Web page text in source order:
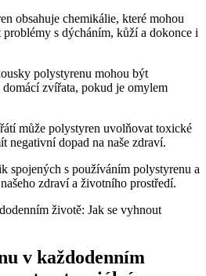
obsahuje chemikálie, které mohou
s dýcháním, kůží a dokonce i
polystyrenu mohou být
domácí zvířata, pokud je omylem
může polystyren uvolňovat toxické
negativní dopad na naše zdraví.
spojených s používáním polystyrenu a
zdraví a životního prostředí.
v každodenním